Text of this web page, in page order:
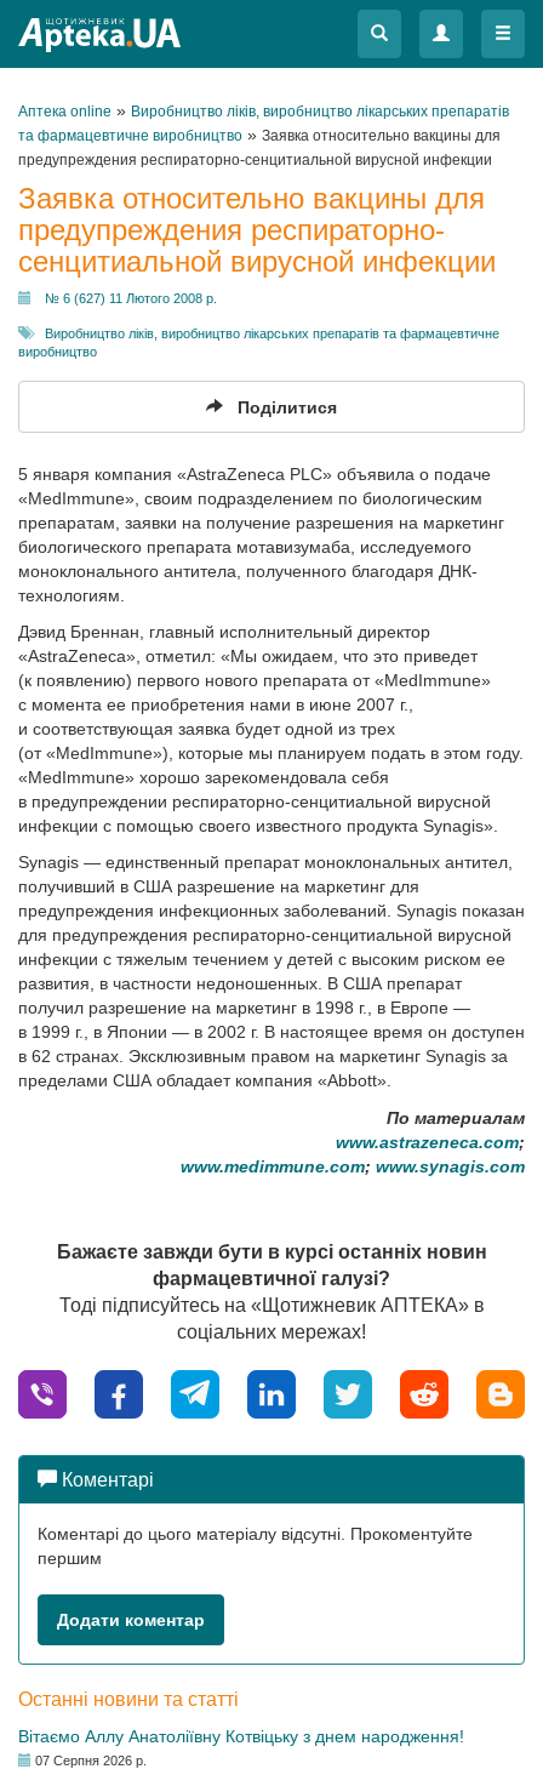
Меню
Меню
Аптека online » Виробництво ліків, виробництво лікарських препаратів
та фармацевтичне виробництво » Заявка относительно вакцины для
предупреждения респираторно-сенцитиальной вирусной инфекции
Заявка относительно вакцины для
предупреждения респираторно-
сенцитиальной вирусной инфекции
№ 6 (627) 11 Лютого 2008 р.
Виробництво ліків, виробництво лікарських препаратів та фармацевтичне
виробництво
Поділитися
5 января компания «AstraZeneca PLC» объявила о подаче
«MedImmune», своим подразделением по биологическим
препаратам, заявки на получение разрешения на маркетинг
биологического препарата мотавизумаба, исследуемого
моноклонального антитела, полученного благодаря ДНК-
технологиям.
Дэвид Бреннан, главный исполнительный директор
«AstraZeneca», отметил: «Мы ожидаем, что это приведет
(к появлению) первого нового препарата от «MedImmune»
с момента ее приобретения нами в июне 2007 г.,
и соответствующая заявка будет одной из трех
(от «MedImmune»), которые мы планируем подать в этом году.
«MedImmune» хорошо зарекомендовала себя
в предупреждении респираторно-сенцитиальной вирусной
инфекции с помощью своего известного продукта Synagis».
Synagis — единственный препарат моноклональных антител,
получивший в США разрешение на маркетинг для
предупреждения инфекционных заболеваний. Synagis показан
для предупреждения респираторно-сенцитиальной вирусной
инфекции с тяжелым течением у детей с высоким риском ее
развития, в частности недоношенных. В США препарат
получил разрешение на маркетинг в 1998 г., в Европе —
в 1999 г., в Японии — в 2002 г. В настоящее время он доступен
в 62 странах. Эксклюзивным правом на маркетинг Synagis за
пределами США обладает компания «Abbott».
По материалам
www.astrazeneca.com;
www.medimmune.com; www.synagis.com
Бажаєте завжди бути в курсі останніх новин
фармацевтичної галузі?
Тоді підписуйтесь на «Щотижневик АПТЕКА» в
соціальних мережах!
Коментарі
Коментарі до цього матеріалу відсутні. Прокоментуйте
першим
Додати коментар
Останні новини та статті
Вітаємо Аллу Анатоліївну Котвіцьку з днем народження!
07 Серпня 2026 р.